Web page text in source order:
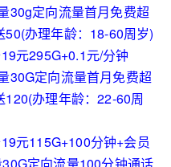
30g定向流量首月免费超
50(办理年龄：18-60周岁)
元295G+0.1元/分钟
30G定向流量首月免费超
120(办理年龄：22-60周
元115G+100分钟+会员